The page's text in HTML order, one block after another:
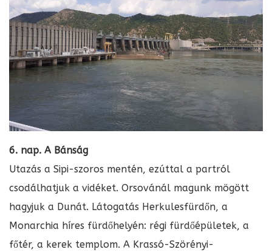
6. nap. A Bánság
Utazás a Sipi-szoros mentén, ezúttal a partról
csodálhatjuk a vidéket. Orsovánál magunk mögött
hagyjuk a Dunát. Látogatás Herkulesfürdőn, a
Monarchia híres fürdőhelyén: régi fürdőépületek, a
főtér, a kerek templom. A Krassó-Szörényi-